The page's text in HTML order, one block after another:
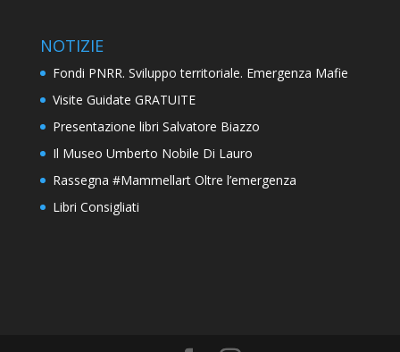
NOTIZIE
Fondi PNRR. Sviluppo territoriale. Emergenza Mafie
Visite Guidate GRATUITE
Presentazione libri Salvatore Biazzo
Il Museo Umberto Nobile Di Lauro
Rassegna #Mammellart Oltre l’emergenza
Libri Consigliati